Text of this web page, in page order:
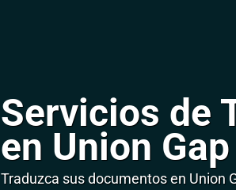
Servicios de
en Union Gap
Traduzca sus documentos en Union